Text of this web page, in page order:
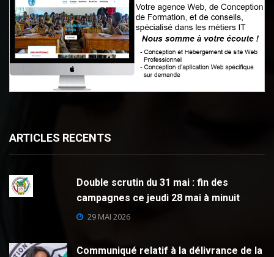
ARTICLES RECENTS
Double scrutin du 31 mai : fin des
campagnes ce jeudi 28 mai à minuit
29 MAI 2026
Communiqué relatif à la délivrance de la